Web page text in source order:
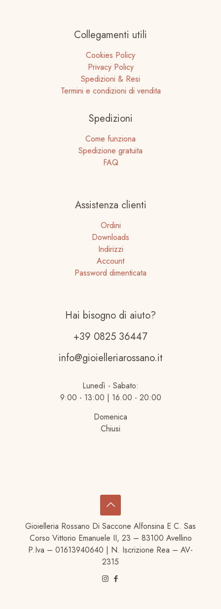
Collegamenti utili
Cookies Policy
Privacy Policy
Spedizioni & Resi
Termini e condizioni di vendita
Spedizioni
Come funziona
Spedizione gratuita
FAQ
Assistenza clienti
Ordini
Downloads
Indirizzi
Account
Password dimenticata
Hai bisogno di aiuto?
+39 0825 36447
info@gioielleriarossano.it
Lunedì - Sabato:
9:00 - 13:00 | 16.00 - 20:00
Domenica
Chiusi
Gioielleria Rossano Di Saccone Alfonsina E C. Sas
Corso Vittorio Emanuele II, 23 – 83100 Avellino
P.Iva – 01613940640 | N. Iscrizione Rea – AV-
2315